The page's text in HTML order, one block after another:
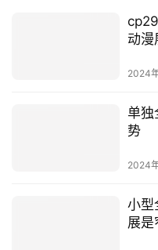
动漫
2024
单独
势
2024
小型
展是